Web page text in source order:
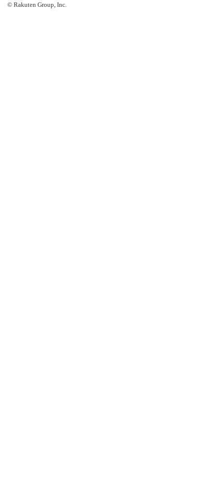
© Rakuten Group, Inc.